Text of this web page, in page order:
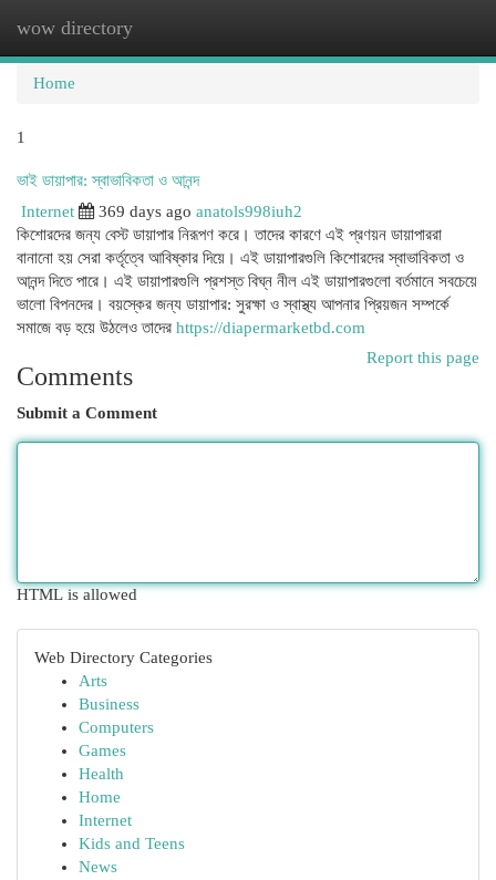
wow directory
Home
1
ভাই ডায়াপার: স্বাভাবিকতা ও আনন্দ
Internet
369 days ago anatols998iuh2
কিশোরদের জন্য বেস্ট ডায়াপার নিরূপণ করে। তাদের কারণে এই প্রণয়ন ডায়াপাররা
বানানো হয় সেরা কর্তৃত্বে আবিষ্কার দিয়ে। এই ডায়াপারগুলি কিশোরদের স্বাভাবিকতা ও
আনন্দ দিতে পারে। এই ডায়াপারগুলি প্রশস্ত বিঘ্ন নীল এই ডায়াপারগুলো বর্তমানে সবচেয়ে
ভালো বিপনদের। বয়স্কের জন্য ডায়াপার: সুরক্ষা ও স্বাস্থ্য আপনার প্রিয়জন সম্পর্কে
সমাজে বড় হয়ে উঠলেও তাদের https://diapermarketbd.com
Report this page
Comments
Submit a Comment
HTML is allowed
Web Directory Categories
Arts
Business
Computers
Games
Health
Home
Internet
Kids and Teens
News